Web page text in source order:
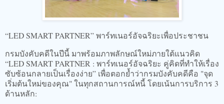
“LED SMART PARTNER” พาร์ทเนอร์อัจฉริยะเพื่อประชาชน
กรมบังคับคดีในปีนี้ มาพร้อมภาพลักษณ์ใหม่ภายใต้แนวคิด
“LED SMART PARTNER : พาร์ทเนอร์อัจฉริยะ คู่คิดที่ทำให้เรื่อง
ซับซ้อนกลายเป็นเรื่องง่าย” เพื่อตอกย้ำว่ากรมบังคับคดีคือ "จุด
เริ่มต้นใหม่ของคุณ" ในทุกสถานการณ์หนี้ โดยเน้นการบริการ 3
ด้านหลัก: